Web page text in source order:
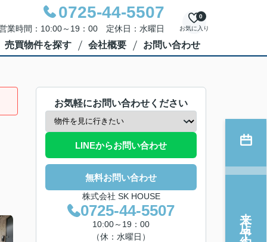
0725-44-5507
業時間：10:00～19：00 定休日：水曜日 お気に入り
0
売買物件を探す 会社概要 お問い合わせ
お気軽にお問い合わせください
LINEからお問い合わせ
無料お問い合わせ
株式会社 SK HOUSE
0725-44-5507
10:00～19：00
（休：水曜日）
来店予約